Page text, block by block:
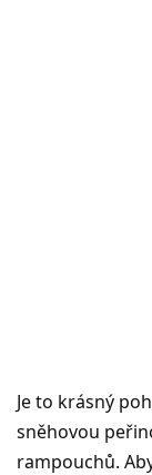
Je to krásný
sněhovou
rampouchů.